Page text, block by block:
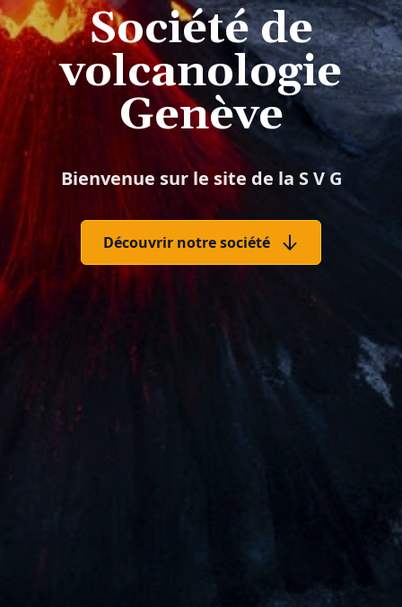
Société de
volcanologie
Genève
Bienvenue sur le site de la S V G
Découvrir notre société